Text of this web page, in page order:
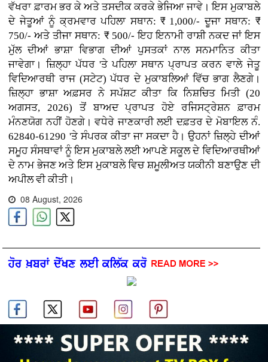
ਵੱਖਰਾ ਫ਼ਾਰਮ ਭਰ ਕੇ ਅਤੇ ਤਸਦੀਕ ਕਰਕੇ ਭੇਜਿਆ ਜਾਵੇ। ਇਸ ਮੁਕਾਬਲੇ
ਦੇ ਜੇਤੂਆਂ ਨੂੰ ਕ੍ਰਮਵਾਰ ਪਹਿਲਾ ਸਥਾਨ: ₹ 1,000/- ਦੂਜਾ ਸਥਾਨ: ₹
750/- ਅਤੇ ਤੀਜਾ ਸਥਾਨ: ₹ 500/- ਇਹ ਇਨਾਮੀ ਰਾਸ਼ੀ ਨਕਦ ਜਾਂ ਇਸ
ਮੁੱਲ ਦੀਆਂ ਭਾਸ਼ਾ ਵਿਭਾਗ ਦੀਆਂ ਪੁਸਤਕਾਂ ਨਾਲ ਸਨਮਾਨਿਤ ਕੀਤਾ
ਜਾਵੇਗਾ। ਜ਼ਿਲ੍ਹਾ ਪੱਧਰ 'ਤੇ ਪਹਿਲਾ ਸਥਾਨ ਪ੍ਰਾਪਤ ਕਰਨ ਵਾਲੇ ਜੇਤੂ
ਵਿਦਿਆਰਥੀ ਰਾਜ (ਸਟੇਟ) ਪੱਧਰ ਦੇ ਮੁਕਾਬਲਿਆਂ ਵਿੱਚ ਭਾਗ ਲੈਣਗੇ।
ਜ਼ਿਲ੍ਹਾ ਭਾਸ਼ਾ ਅਫ਼ਸਰ ਨੇ ਸਪੱਸ਼ਟ ਕੀਤਾ ਕਿ ਨਿਸ਼ਚਿਤ ਮਿਤੀ (20
ਅਗਸਤ, 2026) ਤੋਂ ਬਾਅਦ ਪ੍ਰਾਪਤ ਹੋਏ ਰਜਿਸਟ੍ਰੇਸ਼ਨ ਫ਼ਾਰਮ
ਮੰਨਣਯੋਗ ਨਹੀਂ ਹੋਣਗੇ। ਵਧੇਰੇ ਜਾਣਕਾਰੀ ਲਈ ਦਫ਼ਤਰ ਦੇ ਮੋਬਾਇਲ ਨੰ.
62840-61290 'ਤੇ ਸੰਪਰਕ ਕੀਤਾ ਜਾ ਸਕਦਾ ਹੈ। ਉਹਨਾਂ ਜ਼ਿਲ੍ਹੇ ਦੀਆਂ
ਸਮੂਹ ਸੰਸਥਾਵਾਂ ਨੂੰ ਇਸ ਮੁਕਾਬਲੇ ਲਈ ਆਪਣੇ ਸਕੂਲ ਦੇ ਵਿਦਿਆਰਥੀਆਂ
ਦੇ ਨਾਮ ਭੇਜਣ ਅਤੇ ਇਸ ਮੁਕਾਬਲੇ ਵਿਚ ਸ਼ਮੂਲੀਅਤ ਯਕੀਨੀ ਬਣਾਉਣ ਦੀ
ਅਪੀਲ ਵੀ ਕੀਤੀ।
08 August, 2026